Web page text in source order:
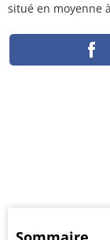
situé en moyenne à